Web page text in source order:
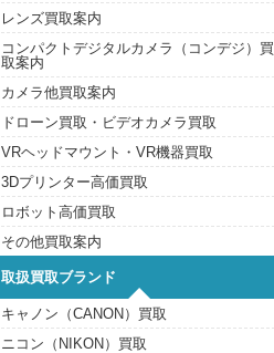
レンズ買取案内
コンパクトデジタルカメラ（コンデジ）買
取案内
カメラ他買取案内
ドローン買取・ビデオカメラ買取
VRヘッドマウント・VR機器買取
3Dプリンター高価買取
ロボット高価買取
その他買取案内
取扱買取ブランド
キャノン（CANON）買取
ニコン（NIKON）買取